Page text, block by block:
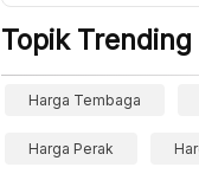
Topik Trending
Harga Tembaga
Harga Perak